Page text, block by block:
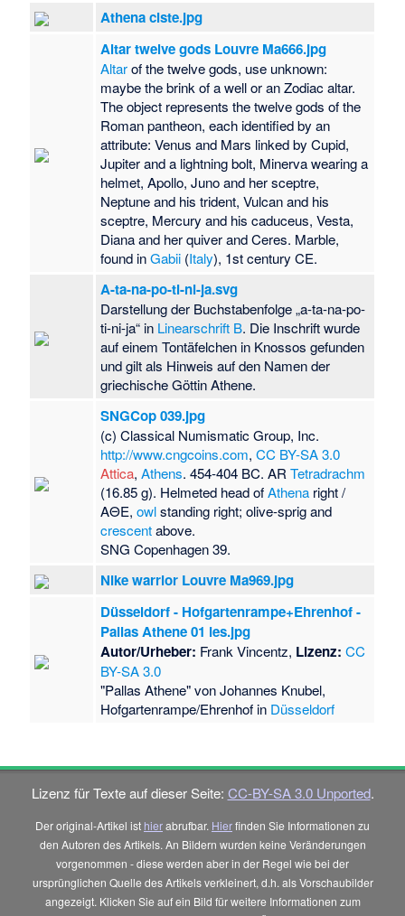
Athena ciste.jpg
Altar twelve gods Louvre Ma666.jpg
Altarof the twelve gods, use unknown:
maybe the brink of a well or an Zodiac altar.
The object represents the twelve gods of the
Roman pantheon, each identified by an
attribute: Venus and Mars linked by Cupid,
Jupiter and a lightning bolt, Minerva wearing a
helmet, Apollo, Juno and her sceptre,
Neptune and his trident, Vulcan and his
sceptre, Mercury and his caduceus, Vesta,
Diana and her quiver and Ceres. Marble,
found inGabii (Italy), 1st century CE.
A-ta-na-po-ti-ni-ja.svg
Darstellung der Buchstabenfolge „a-ta-na-po-
ti-ni-ja“ in Linearschrift B. Die Inschrift wurde
auf einem Tontäfelchen in Knossos gefunden
und gilt als Hinweis auf den Namen der
griechische Göttin Athene.
SNGCop 039.jpg
(c) Classical Numismatic Group, Inc.
http://www.cngcoins.com,CC BY-SA 3.0
Attica,Athens. 454-404 BC. ARTetradrachm
(16.85 g). Helmeted head ofAthena right /
ΑΘΕ,owlstanding right; olive-sprig and
crescentabove.
SNG Copenhagen 39.
Nike warrior Louvre Ma969.jpg
Düsseldorf - Hofgartenrampe+Ehrenhof -
Pallas Athene 01 ies.jpg
Autor/Urheber: Frank Vincentz, Lizenz: CC
BY-SA 3.0
"Pallas Athene" von Johannes Knubel,
Hofgartenrampe/Ehrenhof in Düsseldorf
Lizenz für Texte auf dieser Seite: CC-BY-SA 3.0 Unported.
Der original-Artikel ist hierabrufbar. Hierfinden Sie Informationen zu
den Autoren des Artikels. An Bildern wurden keine Veränderungen
vorgenommen - diese werden aber in der Regel wie bei der
ursprünglichen Quelle des Artikels verkleinert, d.h. als Vorschaubilder
angezeigt. Klicken Sie auf ein Bild für weitere Informationen zum